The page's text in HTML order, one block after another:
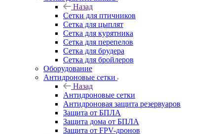
Назад
Сетки для птичников
Сетка для цыплят
Сетка для курятника
Сетка для перепелов
Сетка для брудера
Сетка для бройлеров
Оборудование
Антидроновые сетки
Назад
Антидроновые сетки
Антидроновая защита резервуаров
Защита от БПЛА
Защита дома от БПЛА
Защита от FPV-дронов